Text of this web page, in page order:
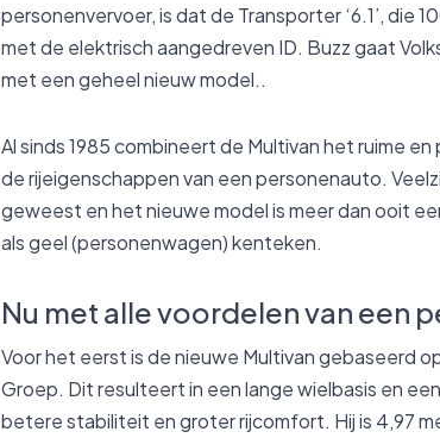
personenvervoer, is dat de Transporter ‘6.1’,
met de elektrisch aangedreven ID. Buzz gaat
met een geheel nieuw model..
Al sinds 1985 combineert de Multivan het ruime
de rijeigenschappen van een personenauto.
geweest en het nieuwe model is meer dan ooit
als geel (personenwagen) kenteken.
Nu met alle voordelen van een
Voor het eerst is de nieuwe Multivan gebaseerd
Groep. Dit resulteert in een lange wielbasis en
betere stabiliteit en groter rijcomfort. Hij is 4,97